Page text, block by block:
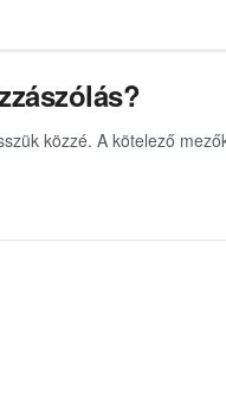
közzé. A kötelező